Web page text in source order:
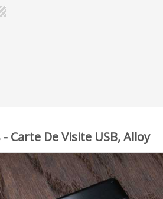
Carte De Visite USB, Alloy